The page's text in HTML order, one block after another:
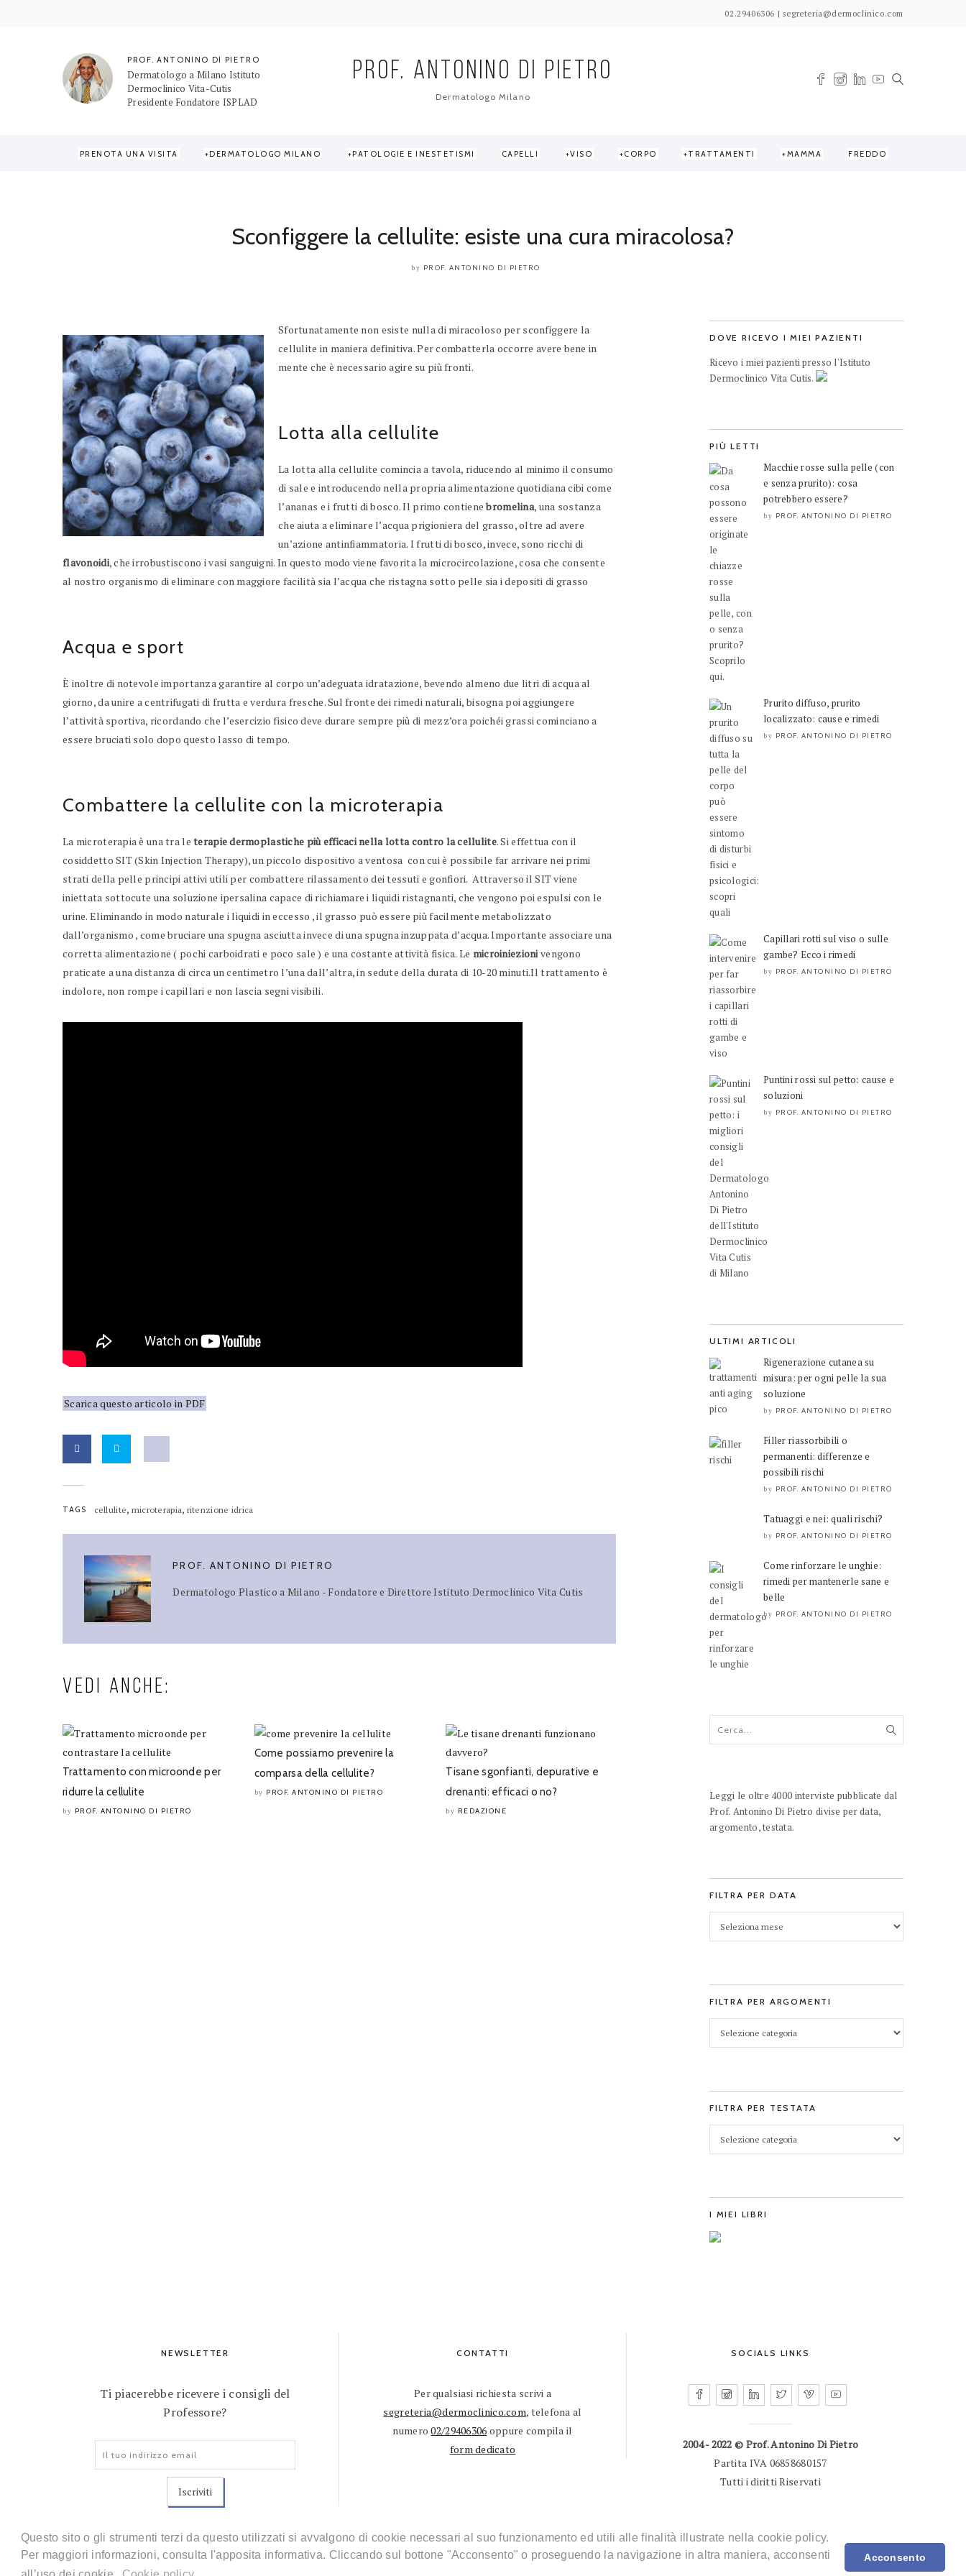
Questo sito o gli strumenti terzi da questo utilizzati si avvalgono di cookie necessari al suo funzionamento ed utili alle finalità illustrate nella cookie policy.
Per maggiori informazioni, consulta l'apposita informativa. Cliccando sul bottone "Acconsento" o proseguendo la navigazione in altra maniera, acconsenti
Acconsento
02.29406306 | segreteria@dermoclinico.com
PROF. ANTONINO DI PIETRO
Dermatologo a Milano Istituto
Dermoclinico Vita-Cutis
Presidente Fondatore ISPLAD
PROF. ANTONINO DI PIETRO
Dermatologo Milano
PRENOTA UNA VISITA DERMATOLOGO MILANO PATOLOGIE E INESTETISMI CAPELLI VISO CORPO TRATTAMENTI MAMMA FREDDO
Sconfiggere la cellulite: esiste una cura miracolosa?
by PROF. ANTONINO DI PIETRO
Sfortunatamente non esiste nulla di miracoloso per sconfiggere la
cellulite in maniera definitiva. Per combatterla occorre avere bene in
mente che è necessario agire su più fronti.
Lotta alla cellulite
La lotta alla cellulite comincia a tavola, riducendo al minimo il consumo
di sale e introducendo nella propria alimentazione quotidiana cibi come
l’ananas e i frutti di bosco. Il primo contienebromelina, una sostanza
che aiuta a eliminare l’acqua prigioniera del grasso, oltre ad avere
un’azione antinfiammatoria. I frutti di bosco, invece, sono ricchi di
flavonoidi, che irrobustiscono i vasi sanguigni. In questo modo viene favorita la microcircolazione, cosa che consente
al nostro organismo di eliminare con maggiore facilità sia l’acqua che ristagna sotto pelle sia i depositi di grasso
Acqua e sport
È inoltre di notevole importanza garantire al corpo un’adeguata idratazione, bevendo almeno due litri di acqua al
giorno, da unire a centrifugati di frutta e verdura fresche. Sul fronte dei rimedi naturali, bisogna poi aggiungere
l’attività sportiva, ricordando che l’esercizio fisico deve durare sempre più di mezz’ora poichéi grassi cominciano a
essere bruciati solo dopo questo lasso di tempo.
Combattere la cellulite con la microterapia
La microterapia è una tra le terapie dermoplastiche più efficaci nella lotta contro la cellulite. Si effettua con il
cosiddetto SIT (Skin Injection Therapy), un piccolo dispositivo a ventosa con cui è possibile far arrivare nei primi
strati della pelle principi attivi utili per combattere rilassamento dei tessuti e gonfiori. Attraverso il SIT viene
iniettata sottocute una soluzione ipersalina capace di richiamare i liquidi ristagnanti, che vengono poi espulsi con le
urine. Eliminando in modo naturale i liquidi in eccesso , il grasso può essere più facilmente metabolizzato
dall’organismo , come bruciare una spugna asciutta invece di una spugna inzuppata d’acqua. Importante associare una
corretta alimentazione ( pochi carboidrati e poco sale ) e una costante attività fisica. Le microiniezionivengono
praticate a una distanza di circa un centimetro l’una dall’altra, in sedute della durata di 10-20 minuti.Il trattamento è
indolore, non rompe i capillari e non lascia segni visibili.
Scarica questo articolo in PDF
TAGS cellulite, microterapia, ritenzione idrica
PROF. ANTONINO DI PIETRO
Dermatologo Plastico a Milano - Fondatore e Direttore Istituto Dermoclinico Vita Cutis
VEDI ANCHE:
Trattamento con microonde per
ridurre la cellulite
by PROF. ANTONINO DI PIETRO
Come possiamo prevenire la
comparsa della cellulite?
by PROF. ANTONINO DI PIETRO
Tisane sgonfianti, depurative e
drenanti: efficaci o no?
by REDAZIONE
DOVE RICEVO I MIEI PAZIENTI
Ricevo i miei pazienti presso l'Istituto
Dermoclinico Vita Cutis.
PIÙ LETTI
Macchie rosse sulla pelle (con
e senza prurito): cosa
potrebbero essere?
by PROF. ANTONINO DI PIETRO
Prurito diffuso, prurito
localizzato: cause e rimedi
by PROF. ANTONINO DI PIETRO
Capillari rotti sul viso o sulle
gambe? Ecco i rimedi
by PROF. ANTONINO DI PIETRO
Puntini rossi sul petto: cause e
soluzioni
by PROF. ANTONINO DI PIETRO
ULTIMI ARTICOLI
Rigenerazione cutanea su
misura: per ogni pelle la sua
soluzione
by PROF. ANTONINO DI PIETRO
Filler riassorbibili o
permanenti: differenze e
possibili rischi
by PROF. ANTONINO DI PIETRO
Tatuaggi e nei: quali rischi?
by PROF. ANTONINO DI PIETRO
Come rinforzare le unghie:
rimedi per mantenerle sane e
belle
by PROF. ANTONINO DI PIETRO
Leggi le oltre 4000 interviste pubblicate dal
Prof. Antonino Di Pietro divise per data,
argomento, testata.
FILTRA PER DATA
FILTRA PER ARGOMENTI
FILTRA PER TESTATA
I MIEI LIBRI
NEWSLETTER
Ti piacerebbe ricevere i consigli del
Professore?
Indirizzo
email:
CONTATTI
Per qualsiasi richiesta scrivi a
segreteria@dermoclinico.com, telefona al
numero02/29406306 oppure compila il
form dedicato
SOCIALS LINKS
2004 - 2022 © Prof. Antonino Di Pietro
Partita IVA 06858680157
Tutti i diritti Riservati
DERMATOLOGO MILANO CONDIZIONI D’USO INFORMATIVA PRIVACY COOKIE POLICY